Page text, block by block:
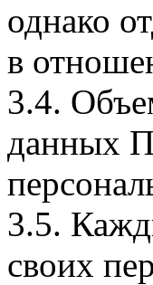
однако
в
3.4.
данных
3.5.
своих